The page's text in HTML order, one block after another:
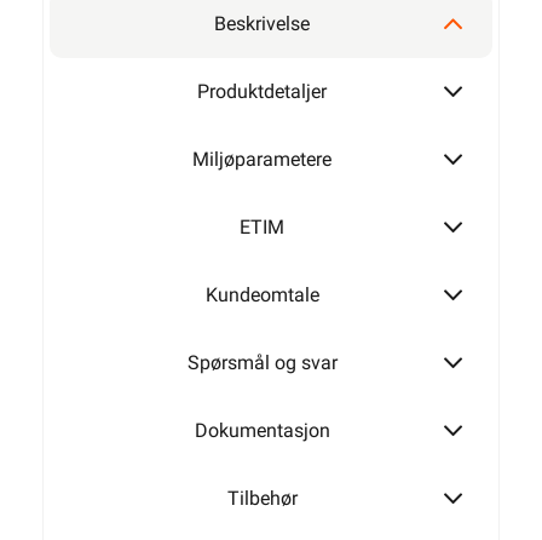
Beskrivelse
Produktdetaljer
Miljøparametere
ETIM
Kundeomtale
Spørsmål og svar
Dokumentasjon
Tilbehør